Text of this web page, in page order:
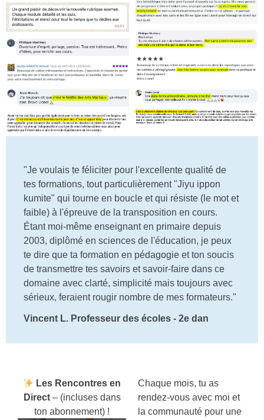
"Je voulais te féliciter pour l'excellente qualité de
tes formations, tout particulièrement "Jiyu ippon
kumite" qui tourne en boucle et qui résiste (le mot et
faible) à l'épreuve de la transposition en cours.
Étant moi-même enseignant en primaire depuis
2003, diplômé en sciences de l'éducation, je peux
te dire que ta formation en pédagogie et ton soucis
de transmettre tes savoirs et savoir-faire dans ce
domaine avec clarté, simplicité mais toujours avec
sérieux, feraient rougir nombre de mes formateurs."
Vincent L. Professeur des écoles - 2e dan
Les Rencontres en
Direct – (incluses dans
ton abonnement) !
Chaque mois, tu as
rendez-vous avec moi et
la communauté pour une